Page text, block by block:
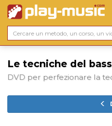
Le tecniche del
DVD per perfezionare la